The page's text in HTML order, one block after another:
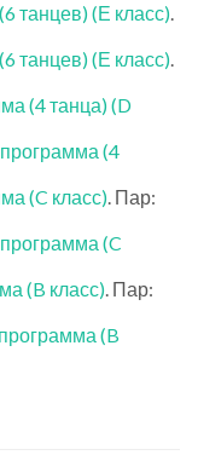
танцев) (Е класс).
танцев) (Е класс).
(4 танца) (D
(4
(C класс). Пар:
(C
(B класс). Пар:
(B